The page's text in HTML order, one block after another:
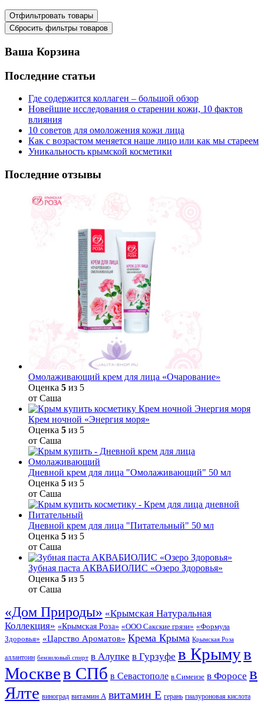
Ваша Корзина
Последние статьи
Где содержится коллаген – большой обзор
Новейшие исследования о старении кожи, 10 фактов
влияния
10 советов для омоложения кожи лица
Как с возрастом меняется наше лицо или как мы стареем
Уникальность крымской косметики
Последние отзывы
Омолаживающий крем для лица «Очарование»
Оценка 5 из 5
от Саша
Крем ночной «Энергия моря»
Оценка 5 из 5
от Саша
Дневной крем для лица "Омолаживающий" 50 мл
Оценка 5 из 5
от Саша
Дневной крем для лица "Питательный" 50 мл
Оценка 5 из 5
от Саша
Зубная паста АКВАБИОЛИС «Озеро Здоровья»
Оценка 5 из 5
от Саша
«Дом Природы» «Крымская Натуральная
Коллекция» «Крымская Роза» «ООО Сакские грязи» «Формула
Здоровья» «Царство Ароматов» Крема Крыма Крымская Роза
аллантоин бензиловый спирт в Алупке в Гурзуфе в Крымув
Москвев СПб в Севастополе в Симеизе в Форосе в
Ялте виноград витамин А витамин Е герань гиалуроновая кислота